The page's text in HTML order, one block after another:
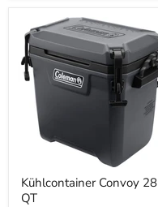
Kühlcontainer Convoy 28
QT